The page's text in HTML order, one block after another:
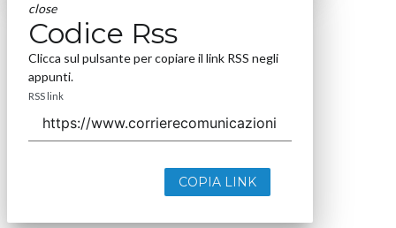
close
Codice Rss
Clicca sul pulsante per copiare il link RSS negli
appunti.
RSS link
COPIA LINK